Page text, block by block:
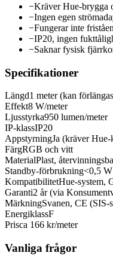
−Kräver Hue-brygga
−Ingen egen
−Fungerar inte
−IP20, ingen
−Saknar fysisk
Specifikationer
Längd1 meter (kan
Effekt8 W/meter
Ljusstyrka950 lumen/meter
IP-klassIP20
AppstyrningJa (kräver
FärgRGB och vitt
MaterialPlast,
Standby-förbrukning<0,5 W
KompatibilitetHue-system,
Garanti2 år (via
MärkningSvanen, CE (SIS-
EnergiklassF
Prisca 166 kr/meter
Vanliga frågor